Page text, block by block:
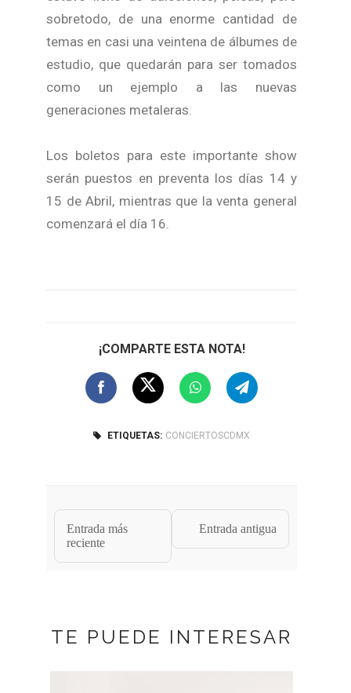
sobretodo, de una enorme cantidad de
temas en casi una veintena de álbumes de
estudio, que quedarán para ser tomados
como un ejemplo a las nuevas
generaciones metaleras.
Los boletos para este importante show
serán puestos en preventa los días 14 y
15 de Abril, mientras que la venta general
comenzará el día 16.
¡COMPARTE ESTA NOTA!
ETIQUETAS: CONCIERTOSCDMX
Entrada más
reciente
Entrada antigua
TE PUEDE INTERESAR